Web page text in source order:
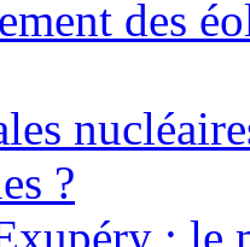
des
?
: le